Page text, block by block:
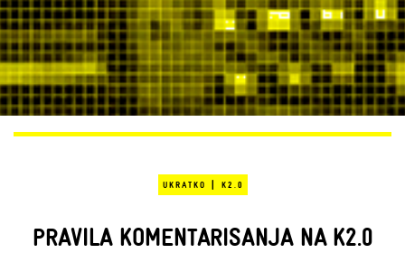
UKRATKO | K2.0
PRAVILA KOMENTARISANJA NA K2.0